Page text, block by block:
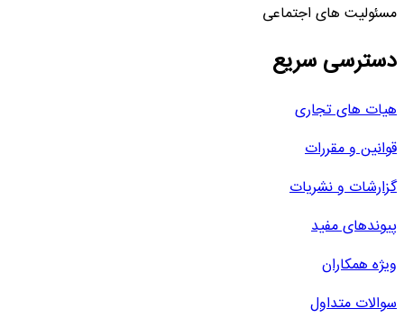
مسئولیت های اجتماعی
دسترسی سریع
هیات های تجاری
قوانین و مقررات
گزارشات و نشریات
پیوندهای مفید
ویژه همکاران
سوالات متداول